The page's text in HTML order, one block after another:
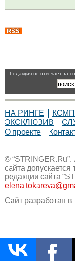
Pедакция не отвечает за
НА РИНГЕ
ЭКСКЛЮЗИВ
О проекте
©
сайта допускается
редакции сайта
Сайт разработан в